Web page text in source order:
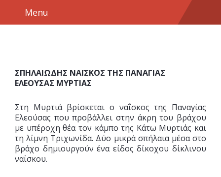
Menu
ΣΠΗΛΑΙΩΔΗΣ ΝΑΪΣΚΟΣ ΤΗΣ ΠΑΝΑΓΙΑΣ
ΕΛΕΟΥΣΑΣ ΜΥΡΤΙΑΣ
Στη Μυρτιά βρίσκεται ο ναΐσκος της Παναγίας
Ελεούσας που προβάλλει στην άκρη του βράχου
με υπέροχη θέα τον κάμπο της Κάτω Μυρτιάς και
τη λίμνη Τριχωνίδα. Δύο μικρά σπήλαια μέσα στο
βράχο δημιουργούν ένα είδος δίκοχου δίκλινου
ναΐσκου.